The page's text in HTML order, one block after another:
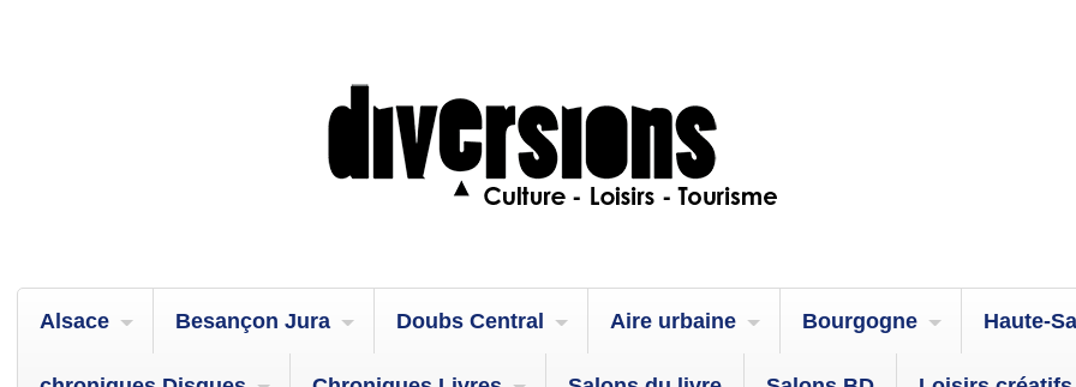
Alsace Besançon Jura Doubs Central Aire urbaine Bourgogne Haute-